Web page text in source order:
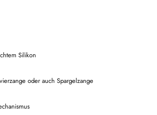
Silikon
oder auch Spargelzange